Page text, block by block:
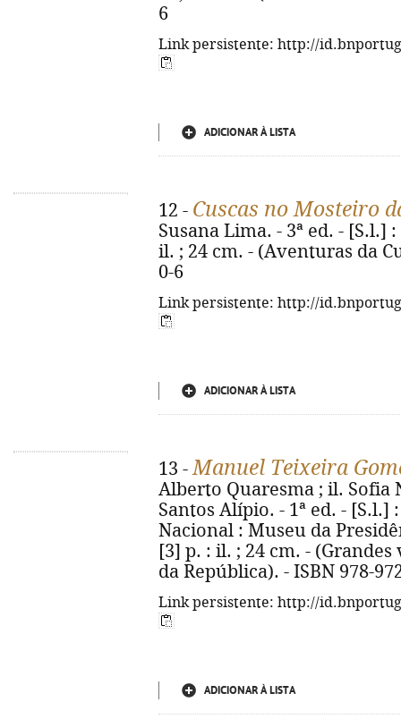
6
Link persistente: http://
ADICIONAR À LISTA
12 - Cuscas no Mosteiro
Susana Lima. - 3ª ed. - [S.l.]
il. ; 24 cm. - (Aventuras da
0-6
Link persistente: http://
ADICIONAR À LISTA
13 -Manuel Teixeira
Alberto Quaresma ; il. Sofia
Santos Alípio. - 1ª ed. -
Nacional : Museu da
[3] p. : il. ; 24 cm. -
da República). - ISBN 978-
Link persistente: http://
ADICIONAR À LISTA